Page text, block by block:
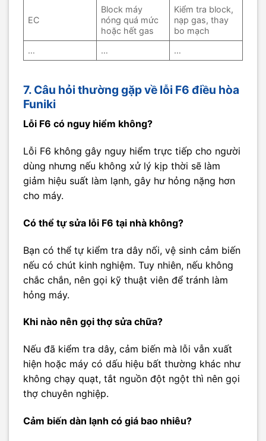
EC
Block máy
nóng quá mức
hoặc hết gas
Kiểm tra block,
nạp gas, thay
bo mạch
…
… …
7. Câu hỏi thường gặp về lỗi F6 điều hòa
Funiki
Lỗi F6 có nguy hiểm không?
Lỗi F6 không gây nguy hiểm trực tiếp cho người
dùng nhưng nếu không xử lý kịp thời sẽ làm
giảm hiệu suất làm lạnh, gây hư hỏng nặng hơn
cho máy.
Có thể tự sửa lỗi F6 tại nhà không?
Bạn có thể tự kiểm tra dây nối, vệ sinh cảm biến
nếu có chút kinh nghiệm. Tuy nhiên, nếu không
chắc chắn, nên gọi kỹ thuật viên để tránh làm
hỏng máy.
Khi nào nên gọi thợ sửa chữa?
Nếu đã kiểm tra dây, cảm biến mà lỗi vẫn xuất
hiện hoặc máy có dấu hiệu bất thường khác như
không chạy quạt, tắt nguồn đột ngột thì nên gọi
thợ chuyên nghiệp.
Cảm biến dàn lạnh có giá bao nhiêu?